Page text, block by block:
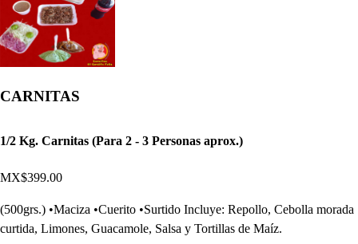
CARNITAS
1/2 Kg. Carnitas (Para 2 - 3 Personas aprox.)
MX$399.00
(500grs.) •Maciza •Cuerito •Surtido Incluye: Repollo, Cebolla morada
curtida, Limones, Guacamole, Salsa y Tortillas de Maíz.